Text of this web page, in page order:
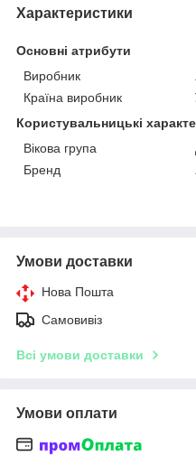
Характеристики
Основні атрибути
Виробник
Країна виробник
Користувальницькі
Вікова група
Бренд
Умови доставки
Нова Пошта
Самовивіз
Всі умови доставки
Умови оплати